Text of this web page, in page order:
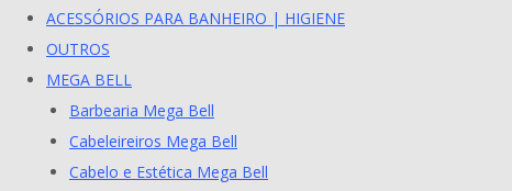
ACESSÓRIOS PARA BANHEIRO | HIGIENE
OUTROS
MEGA BELL
Barbearia Mega Bell
Cabeleireiros Mega Bell
Cabelo e Estética Mega Bell